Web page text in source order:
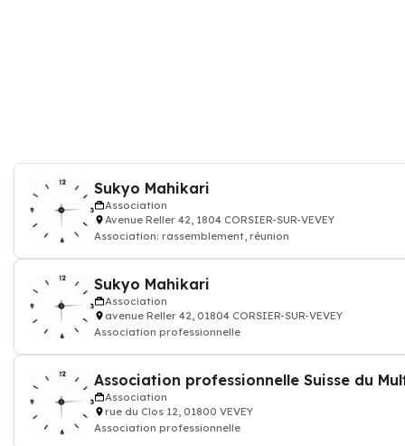
Sukyo Mahikari
Association
Avenue Reller 42, 1804 CORSIER-SUR-VEVEY
Association: rassemblement, réunion
Sukyo Mahikari
Association
avenue Reller 42, 01804 CORSIER-SUR-VEVEY
Association professionnelle
Association professionnelle Suisse du
Association
rue du Clos 12, 01800 VEVEY
Association professionnelle